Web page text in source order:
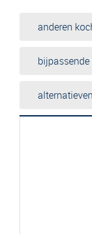
anderen
alternatieven